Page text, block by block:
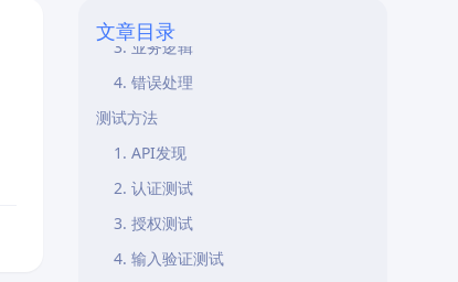
文章目录
3. 业务逻辑
4. 错误处理
测试方法
1. API发现
2. 认证测试
3. 授权测试
4. 输入验证测试